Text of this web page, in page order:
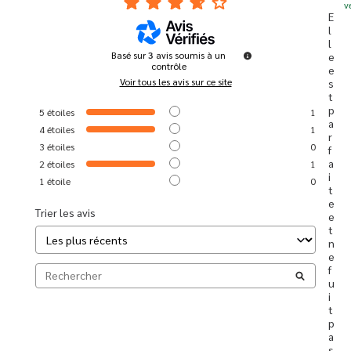
Basé sur3 avis soumis à un
contrôle
Voir tous les avis sur ce site
5 étoiles
1
4étoiles
1
3 étoiles
0
2 étoiles
1
1 étoile 0
Trier les avis
E
l
l
e
e
s
t
p
a
r
f
a
i
t
e
e
t
n
e
f
u
i
t
p
a